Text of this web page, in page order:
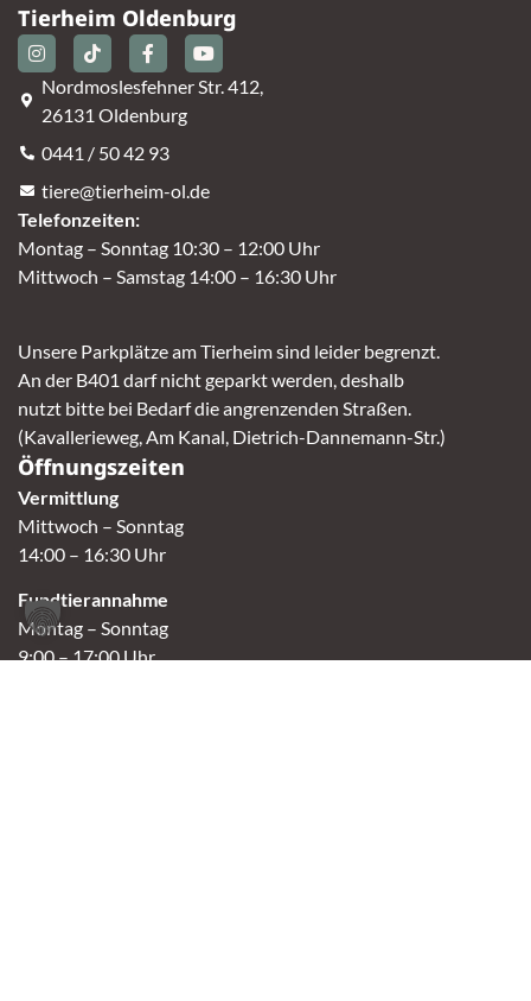
Tierheim Oldenburg
Nordmoslesfehner Str. 412,
26131 Oldenburg
0441 / 50 42 93
tiere@tierheim-ol.de
Telefonzeiten:
Montag – Sonntag 10:30 – 12:00 Uhr
Mittwoch – Samstag 14:00 – 16:30 Uhr
Unsere Parkplätze am Tierheim sind leider begrenzt.
An der B401 darf nicht geparkt werden, deshalb
nutzt bitte bei Bedarf die angrenzenden Straßen.
(Kavallerieweg, Am Kanal, Dietrich-Dannemann-Str.)
Öffnungszeiten
Vermittlung
Mittwoch – Sonntag
14:00 – 16:30 Uhr
Fundtierannahme
Montag – Sonntag
9:00 – 17:00 Uhr